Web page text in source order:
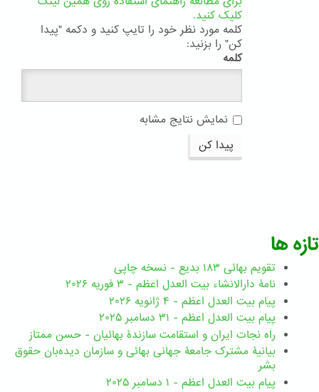
کلیک کنید.
کلمه مورد نظر خود را تایپ کنید و دکمه "پیدا
کن" را بزنید:
کلمه
نمایش نتایج مشابه
پیدا کن
تازه ها
تقویم بهائی ۱۸۳ بدیع - نسخه چاپی
نامۀ دارالانشاء بیت العدل اعظم - ۳ فوریه ۲۰۲۶
پیام بیت العدل اعظم - ۴ ژانویه ۲۰۲۶
پیام بیت العدل اعظم - ۳۱ دسامبر ۲۰۲۵
راه نجات ایران و استقامت سازندۀ بهائیان - حسن ممتاز
بیانیۀ مشترک جامعۀ جهانی بهائی و سازمان دیده‌بان حقوق
بشر
پیام بیت العدل اعظم - ۱ دسامبر ۲۰۲۵